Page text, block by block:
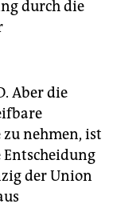
durch die
Aber die
nehmen, ist
der Union